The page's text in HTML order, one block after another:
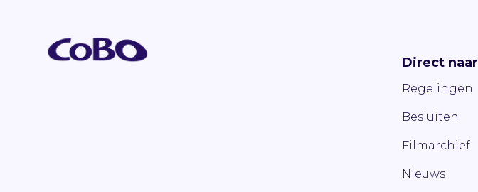
Direct naar
Regelingen
Besluiten
Filmarchief
Nieuws